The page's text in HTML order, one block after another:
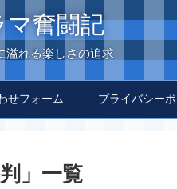
マ奮闘記
溢れる楽しさの追求
せフォーム プライバシー
」 一覧